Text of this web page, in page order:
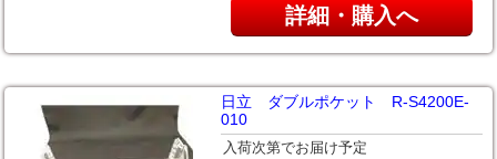
詳細・購入へ
日立 ダブルポケット R-S4200E-
010
入荷次第でお届け予定